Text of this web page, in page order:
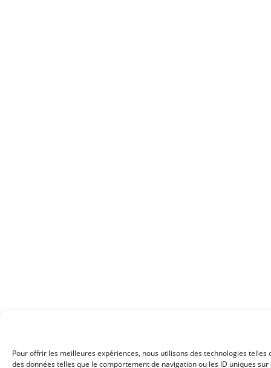
Pour offrir les meilleures expériences, nous utilisons des technologies
des données telles que le comportement de navigation ou les ID uniques